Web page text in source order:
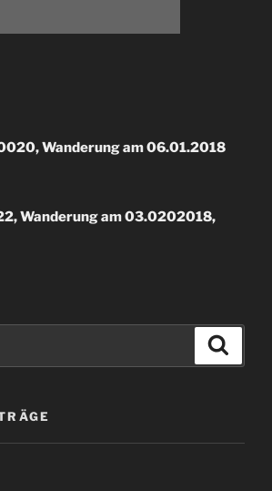
Wanderung am 06.01.2018
Wanderung am 03.0202018,